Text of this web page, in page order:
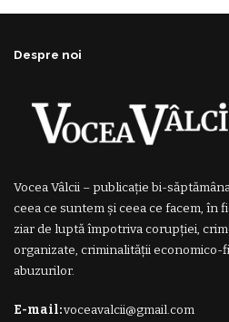
Despre noi
Vocea Vâlcii – publicație bi-
ceea ce suntem și ceea ce facem, în
ziar de luptă împotriva corupției,
organizate, criminalității economico-
abuzurilor.
E-mail:voceavalcii@gmail.com